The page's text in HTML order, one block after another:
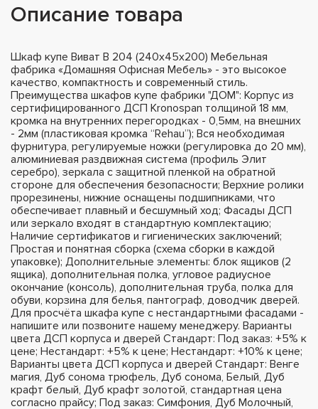
Описание товара
Шкаф купе Виват В 204 (240х45х200) Мебельная
фабрика «Домашняя Офисная Мебель» - это высокое
качество, компактность и современный стиль.
Преимущества шкафов купе фабрики "ДОМ": Корпус из
сертифицированного ДСП Kronospan толщиной 18 мм,
кромка на внутренних перегородках - 0,5мм, на внешних
- 2мм (пластиковая кромка “Rehau”); Вся необходимая
фурнитура, регулируемые ножки (регулировка до 20 мм),
алюминиевая раздвижная система (профиль Элит
серебро), зеркала с защитной пленкой на обратной
стороне для обеспечения безопасности; Верхние ролики
прорезинены, нижние оснащены подшипниками, что
обеспечивает плавный и бесшумный ход; Фасады ДСП
или зеркало входят в стандартную комплектацию;
Наличие сертификатов и гигиенических заключений;
Простая и понятная сборка (схема сборки в каждой
упаковке); Дополнительные элементы: блок ящиков (2
ящика), дополнительная полка, угловое радиусное
окончание (консоль), дополнительная труба, полка для
обуви, корзина для белья, пантограф, доводчик дверей.
Для просчёта шкафа купе с нестандартными фасадами -
напишите или позвоните нашему менеджеру. Варианты
цвета ДСП корпуса и дверей Стандарт: Под заказ: +5% к
цене; Нестандарт: +5% к цене; Нестандарт: +10% к цене;
Варианты цвета ДСП корпуса и дверей Стандарт: Венге
магия, Дуб сонома трюфель, Дуб сонома, Белый, Дуб
крафт белый, Дуб крафт золотой, стандартная цена
согласно прайсу; Под заказ: Симфония, Дуб Молочный,